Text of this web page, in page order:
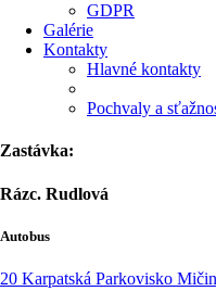
GDPR
Galérie
Kontakty
Hlavné kontakty
Pochvaly a
Zastávka:
Rázc. Rudlová
Autobus
20 Karpatská Parkovisko